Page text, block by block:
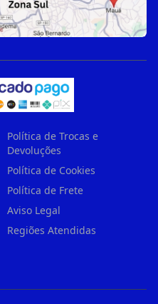
Política de Trocas e
Devoluções
Política de Cookies
Política de Frete
Aviso Legal
Regiões Atendidas